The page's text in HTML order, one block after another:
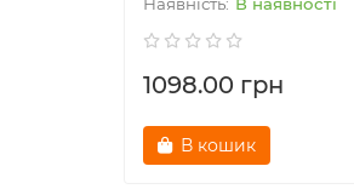
1098.00 грн
В кошик